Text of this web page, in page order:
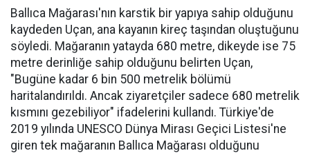
Ballıca Mağarası'nın karstik bir yapıya sahip olduğunu
kaydeden Uçan, ana kayanın kireç taşından oluştuğunu
söyledi. Mağaranın yatayda 680 metre, dikeyde ise 75
metre derinliğe sahip olduğunu belirten Uçan,
"Bugüne kadar 6 bin 500 metrelik bölümü
haritalandırıldı. Ancak ziyaretçiler sadece 680 metrelik
kısmını gezebiliyor" ifadelerini kullandı. Türkiye'de
2019 yılında UNESCO Dünya Mirası Geçici Listesi'ne
giren tek mağaranın Ballıca Mağarası olduğunu